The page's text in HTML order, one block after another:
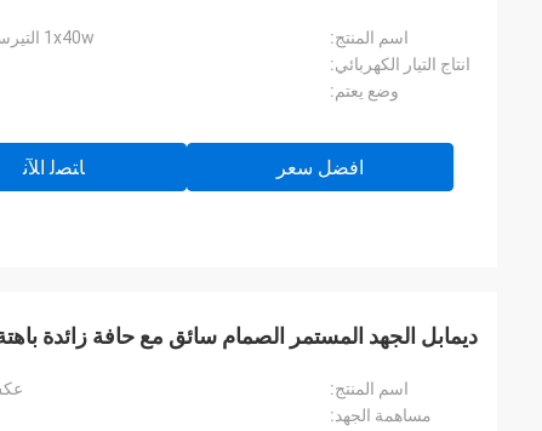
اسم المنتج:
1x40w التيرستورات عكس الضوء أدى سائق 12Vdc
انتاج التيار الكهربائي:
وضع يعتم:
افضل سعر ﺎﺘﺼﻟ ﺍﻶﻧ
ديمابل الجهد المستمر الصمام سائق مع حافة زائدة
اسم المنتج:
مساهمة الجهد: